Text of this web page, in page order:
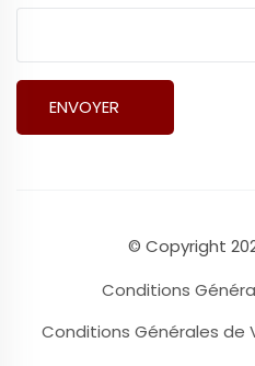
© Copyright
Conditions
Conditions Générales de